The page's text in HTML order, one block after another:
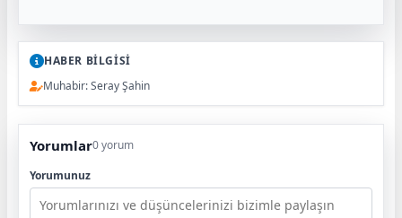
HABER BİLGİSİ
Muhabir: Seray Şahin
Yorumlar0 yorum
Yorumunuz